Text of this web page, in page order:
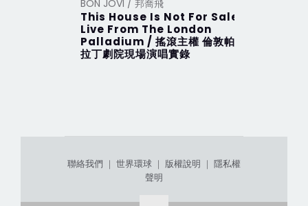
BON JOVI / 邦喬飛
This House Is Not For Sale
Live From The London
Palladium / 搖滾主權 倫敦帕
拉丁劇院現場演唱實錄
聯絡我們 ｜ 世界環球 ｜ 版權說明 ｜ 隱私權
聲明